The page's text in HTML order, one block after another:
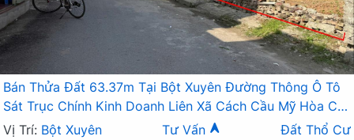
Bán Thửa Đất 63.37m Tại Bột Xuyên Đường Thông Ô Tô
Sát Trục Chính Kinh Doanh Liên Xã Cách Cầu Mỹ Hòa Chỉ
Vài Trăm Mét
Vị Trí: Bột Xuyên Tư Vấn
Đất Thổ Cư